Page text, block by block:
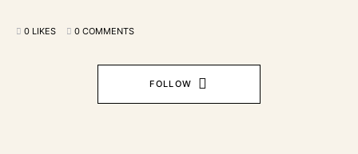
0 LIKES 0 COMMENTS
FOLLOW